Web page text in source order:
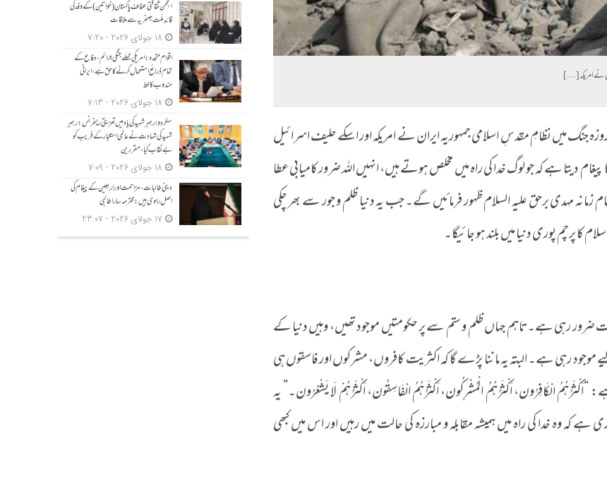
نے امریکہ […]
جنگ میں نظامِ مقدسِ اسلامی جمہوریہ ایران نے امریکہ اور اسکے حلیف اسرائیل
دیتا ہے کہ جو لوگ خدا کی راہ میں مخلص ہوتے ہیں، انہیں اللہ ضرور کامیابی عطا
مہدی برحق علیہ السلام ظہور فرمائیں گے۔ جب یہ دنیا ظلم و جور سے بھر چکی
پرچم پوری دنیا میں بلند ہو جائیگا۔
ضرور رہی ہے۔ تاہم جہاں ظلم و ستم سے پر حکومتیں موجود تھیں، وہیں دنیا کے
موجود رہی ہے۔ البتہ یہ ماننا پڑے گا کہ اکثریت کافروں، مشرکوں اور فاسقوں ہی
الْکَافِرُون، اَکْثَرُہُمُ الْمُشْرِکُون، اَکْثَرُہُمُ الْفَاسِقُون، اَکْثَرُہُمْ لَا یَشْعُرُون۔” یہ
وہ خدا کی راہ میں ہمیشہ مقابلہ و مبارزہ کی حالت میں رہیں اور اس میں کبھی
انجمنِ ثقافتی عفاف پاکستان (خواتین) کے وفد کی
قائدِ ملّت جعفریہ سے ملاقات
اقوام متحدہ: امریکی حملے جنگی جرائم، دفاع کے
تمام ذرائع استعمال کرنے کا حق ہے، ایرانی
مندوب کا خط
سکردو؛ رہبرِ شہید کی یاد میں تعزیتی ریفرنس: رہبرِ
شہید کی شہادت نے عالمی استکبار کے فریب کو
بے نقاب کیا، مقررین
دینی طالبات، مزاحمت اور اربعین کے پیغام کی
اصل راوی ہیں: محترمہ سارا طالبی